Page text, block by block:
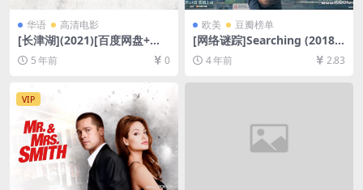
华语 高清电影
[长津湖](2021)[百度网盘+迅
雷云盘资源1080P超清未删减]
[MP4/19GB][中英字幕]
5 年前 0
欧美 豆瓣榜单
[网络谜踪]Searching (2018)
[百度网盘+迅雷云盘资源1080
P超清未删减][MP4/6GB][中
4 年前 2.83
VIP